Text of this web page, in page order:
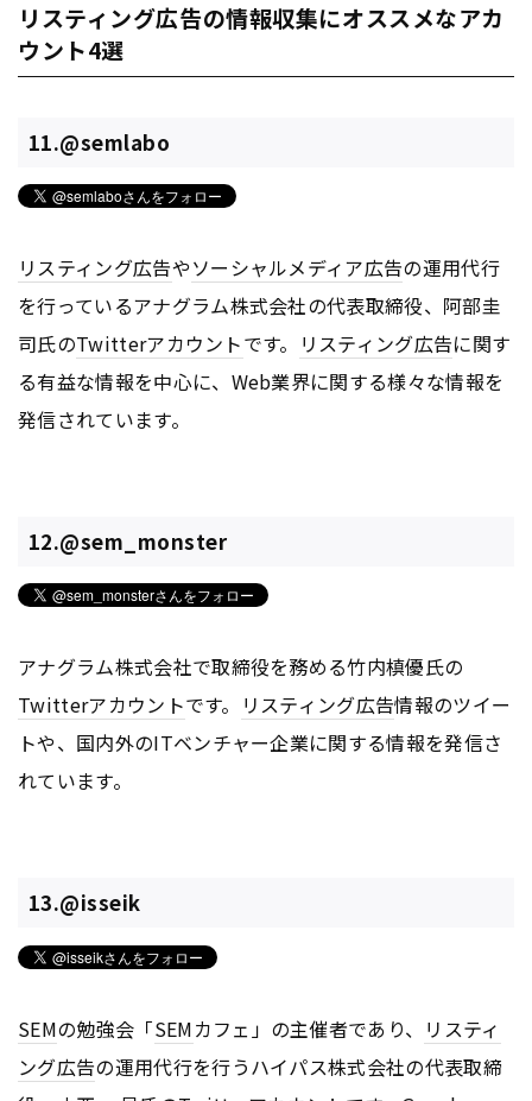
リスティング広告の情報収集にオススメなアカ
ウント4選
11.@semlabo
リスティング広告やソーシャルメディア広告の運用代行
を行っているアナグラム株式会社の代表取締役、阿部圭
司氏のTwitterアカウントです。 リスティング広告に関す
る有益な情報を中心に、Web業界に関する様々な情報を
発信されています。
12.@sem_monster
アナグラム株式会社で取締役を務める竹内槙優氏の
Twitterアカウントです。 リスティング広告情報のツイー
トや、国内外のITベンチャー企業に関する情報を発信さ
れています。
13.@isseik
SEMの勉強会「SEMカフェ」の主催者であり、 リスティ
ング広告の運用代行を行うハイパス株式会社の代表取締